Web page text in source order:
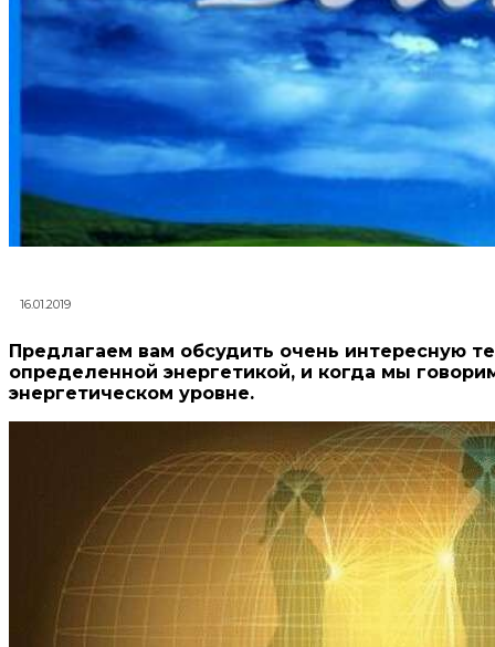
16.01.2019
Предлагаем вам обсудить очень интересную
определенной энергетикой, и когда мы
энергетическом уровне.